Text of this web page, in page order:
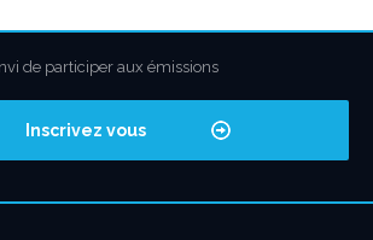
de participer aux émissions
Inscrivez vous